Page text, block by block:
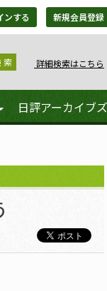
ンする 新規会員登録
索 詳細検索はこちら
日評アーカイブズ